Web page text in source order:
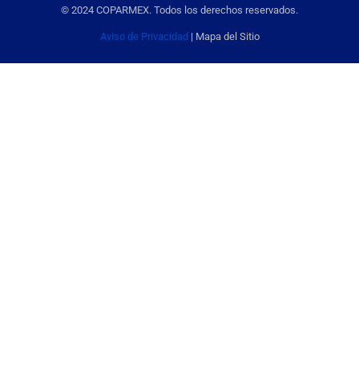
© 2024 COPARMEX. Todos los derechos reservados.
Aviso de Privacidad| Mapa del Sitio